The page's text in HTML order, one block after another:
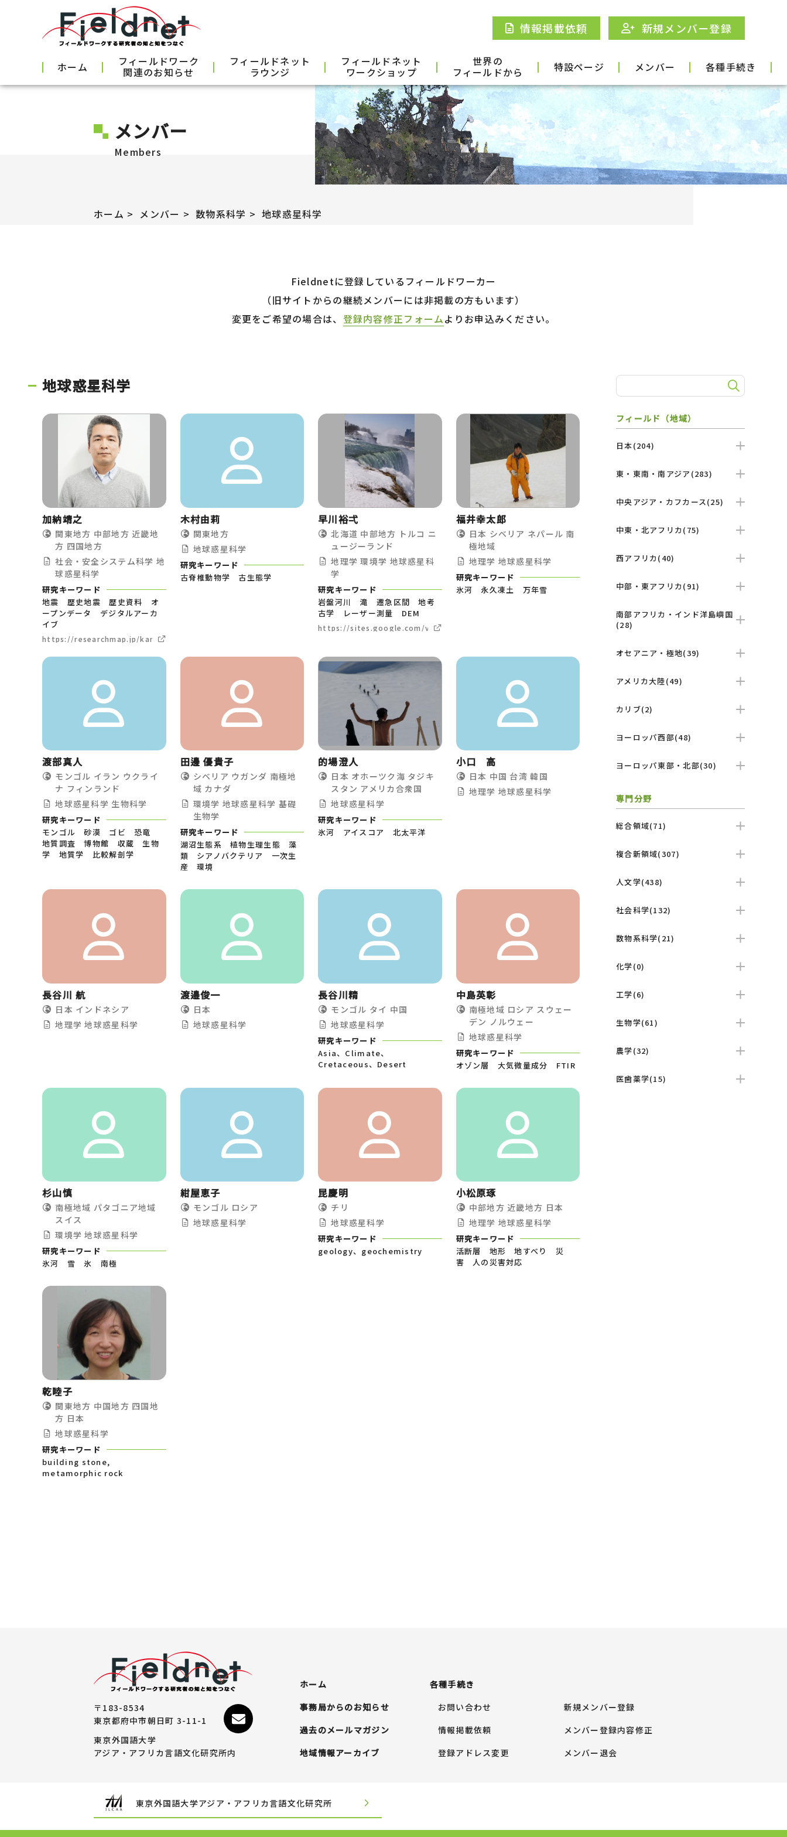
情報掲載依頼 新規メンバー登録
ホーム フィールドワーク
関連のお知らせ
フィールドネット
ラウンジ
フィールドネット
ワークショップ
世界の
フィールドから 特設ページ メンバー 各種手続き
メンバー
Members
ホーム メンバー 数物系科学 地球惑星科学
Fieldnetに登録しているフィールドワーカー
（旧サイトからの継続メンバーには非掲載の方もいます）
変更をご希望の場合は、 登録内容修正フォームよりお申込みください。
地球惑星科学
加納靖之
関東地方 中部地方 近畿地
方 四国地方
社会・安全システム科学 地
球惑星科学
研究キーワード
地震 歴史地震 歴史資料 オ
ープンデータ デジタルアーカ
イブ
https://researchmap.jp/kano_yasuyuki/
木村由莉
関東地方
地球惑星科学
研究キーワード
古脊椎動物学 古生態学
早川裕弌
北海道 中部地方 トルコ ニ
ュージーランド
地理学 環境学 地球惑星科
学
研究キーワード
岩盤河川 滝 遷急区間 地考
古学 レーザー測量 DEM
https://sites.google.com/view/yshayakawa/
福井幸太郎
日本 シベリア ネパール 南
極地域
地理学 地球惑星科学
研究キーワード
氷河 永久凍土 万年雪
渡部真人
モンゴル イラン ウクライ
ナ フィンランド
地球惑星科学 生物科学
研究キーワード
モンゴル 砂漠 ゴビ 恐竜
地質調査 博物館 収蔵 生物
学 地質学 比較解剖学
田邊 優貴子
シベリア ウガンダ 南極地
域 カナダ
環境学 地球惑星科学 基礎
生物学
研究キーワード
湖沼生態系 植物生理生態 藻
類 シアノバクテリア 一次生
産 環境
的場澄人
日本 オホーツク海 タジキ
スタン アメリカ合衆国
地球惑星科学
研究キーワード
氷河 アイスコア 北太平洋
小口 高
日本 中国 台湾 韓国
地理学 地球惑星科学
長谷川 航
日本 インドネシア
地理学 地球惑星科学
渡邉俊一
日本
地球惑星科学
長谷川精
モンゴル タイ 中国
地球惑星科学
研究キーワード
Asia、Climate、
Cretaceous、Desert
中島英彰
南極地域 ロシア スウェー
デン ノルウェー
地球惑星科学
研究キーワード
オゾン層 大気微量成分 FTIR
杉山慎
南極地域 パタゴニア地域
スイス
環境学 地球惑星科学
研究キーワード
氷河 雪 氷 南極
紺屋恵子
モンゴル ロシア
地球惑星科学
昆慶明
チリ
地球惑星科学
研究キーワード
geology、geochemistry
小松原琢
中部地方 近畿地方 日本
地理学 地球惑星科学
研究キーワード
活断層 地形 地すべり 災
害 人の災害対応
乾睦子
関東地方 中国地方 四国地
方 日本
地球惑星科学
研究キーワード
building stone,
metamorphic rock
フィールド（地域）
日本(204)
東・東南・南アジア(283)
中央アジア・カフカース(25)
中東・北アフリカ(75)
西アフリカ(40)
中部・東アフリカ(91)
南部アフリカ・インド洋島嶼国
(28)
オセアニア・極地(39)
アメリカ大陸(49)
カリブ(2)
ヨーロッパ西部(48)
ヨーロッパ東部・北部(30)
専門分野
総合領域(71)
複合新領域(307)
人文学(438)
社会科学(132)
数物系科学(21)
化学(0)
工学(6)
生物学(61)
農学(32)
医歯薬学(15)
〒183-8534
東京都府中市朝日町 3-11-1
東京外国語大学
アジア・アフリカ言語文化研究所内
ホーム
事務局からのお知らせ
過去のメールマガジン
地域情報アーカイブ
各種手続き
お問い合わせ
新規メンバー登録
情報掲載依頼
メンバー登録内容修正
登録アドレス変更
メンバー退会
東京外国語大学アジア・アフリカ言語文化研究所